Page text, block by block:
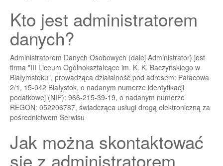
Kto jest administratorem
danych?
Administratorem Danych Osobowych (dalej Administrator) jest
firma "III Liceum Ogólnokształcące im. K. K. Baczyńskiego w
Białymstoku", prowadząca działalność pod adresem: Pałacowa
2/1, 15-042 Białystok, o nadanym numerze identyfikacji
podatkowej (NIP): 966-215-39-19, o nadanym numerze
REGON: 052206787, świadcząca usługi drogą elektroniczną za
pośrednictwem Serwisu
Jak można skontaktować
się z administratorem